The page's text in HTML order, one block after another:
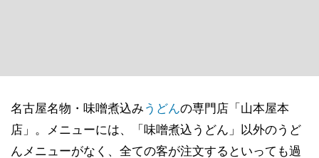
名古屋名物・味噌煮込み うどんの専門店「山本屋本
店」。メニューには、「味噌煮込うどん」以外のうど
んメニューがなく、全ての客が注文するといっても過